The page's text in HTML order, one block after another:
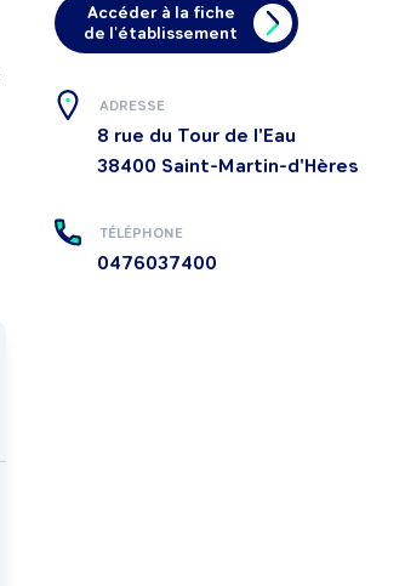
Accéder à la fiche
de l'établissement
ADRESSE
8 rue du Tour de l'Eau
38400 Saint-Martin-d'Hères
TÉLÉPHONE
0476037400